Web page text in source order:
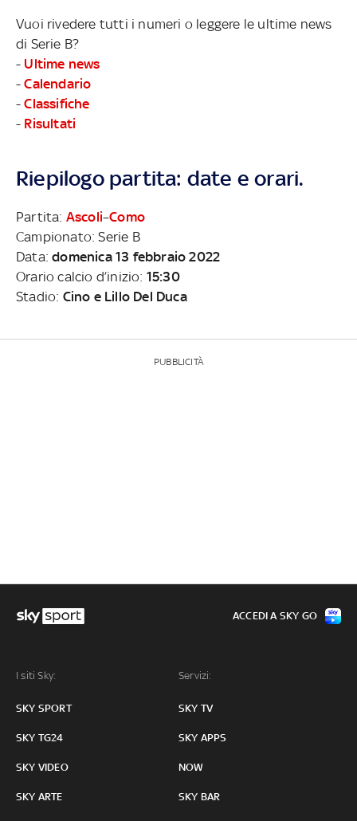
Vuoi rivedere tutti i numeri o leggere le ultime news
di Serie B?
- Ultime news
-Calendario
-Classifiche
- Risultati
Riepilogo partita: date e orari.
Partita: Ascoli–Como
Campionato: Serie B
Data:domenica 13 febbraio 2022
Orario calcio d’inizio: 15:30
Stadio: Cino e Lillo Del Duca
PUBBLICITÀ
I siti Sky:
SKY SPORT
SKY TG24
SKY VIDEO
SKY ARTE
Servizi:
SKY TV
SKY APPS
NOW
SKY BAR
ACCEDI A SKY GO